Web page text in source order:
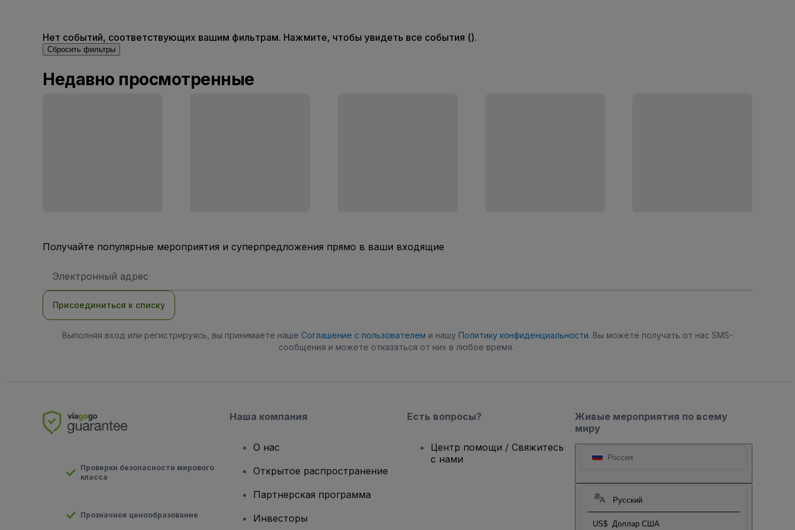
Нет событий, соответствующих вашим фильтрам. Нажмите, чтобы увидеть все события ().
Сбросить фильтры
Недавно просмотренные
Получайте популярные мероприятия и суперпредложения прямо в ваши входящие
электронной
Присоединиться к списку
Выполняя вход или регистрируясь, вы принимаете наше Соглашение с пользователем и нашу Политику конфиденциальности. Вы можете получать от нас SMS-
сообщения и можете отказаться от них в любое время.
Живые мероприятия по всему
миру
Россия
Русский
US$ Доллар США
Проверки безопасности мирового
класса
Прозначное ценообразование
Наша компания
О нас
Открытое распространение
Партнерская программа
Инвесторы
Есть вопросы?
Центр помощи / Свяжитесь
с нами